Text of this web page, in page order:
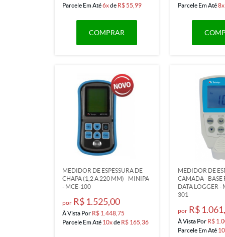
Parcele Em Até6xde R$ 55,99
COMPRAR
Parcele Em Até8x
MEDIDOR DE ESPESSURA DE
CHAPA (1,2 A 220 MM) - MINIPA
- MCE-100
por R$ 1.525,00
À Vista Por R$ 1.448,75
Parcele Em Até 10xde R$ 165,36
MEDIDOR DE
CAMADA - BASE
DATA LOGGER -
301
por R$
À Vista Por R$
Parcele Em Até